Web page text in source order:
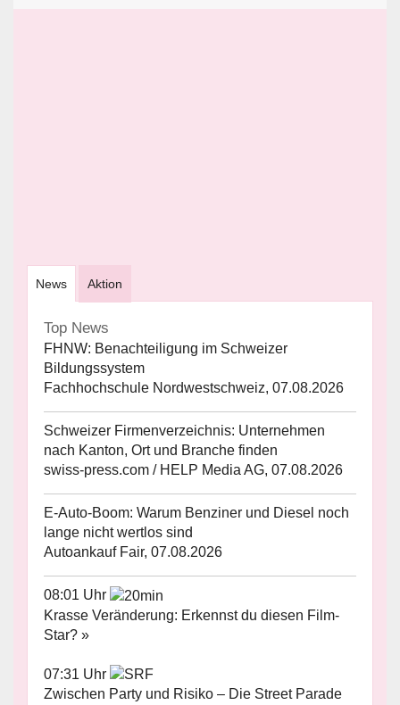
News Aktion
Top News
FHNW: Benachteiligung im Schweizer
Bildungssystem
Fachhochschule Nordwestschweiz, 07.08.2026
Schweizer Firmenverzeichnis: Unternehmen
nach Kanton, Ort und Branche finden
swiss-press.com / HELP Media AG, 07.08.2026
E-Auto-Boom: Warum Benziner und Diesel noch
lange nicht wertlos sind
Autoankauf Fair, 07.08.2026
08:01 Uhr
Krasse Veränderung: Erkennst du diesen Film-
Star? »
07:31 Uhr
Zwischen Party und Risiko – Die Street Parade